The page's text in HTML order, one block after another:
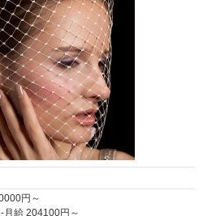
円～
月給 204100円～